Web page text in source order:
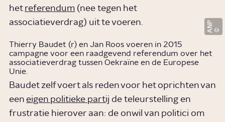
het referendum (nee tegen het
associatieverdrag) uit te voeren.
ANP
Thierry Baudet (r) en Jan Roos voeren in 2015
campagne voor een raadgevend referendum over het
associatieverdrag tussen Oekraïne en de Europese
Unie.
Baudet zelf voert als reden voor het oprichten van
een eigen politieke partij de teleurstelling en
frustratie hierover aan: de onwil van politici om